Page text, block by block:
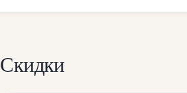
Скидки